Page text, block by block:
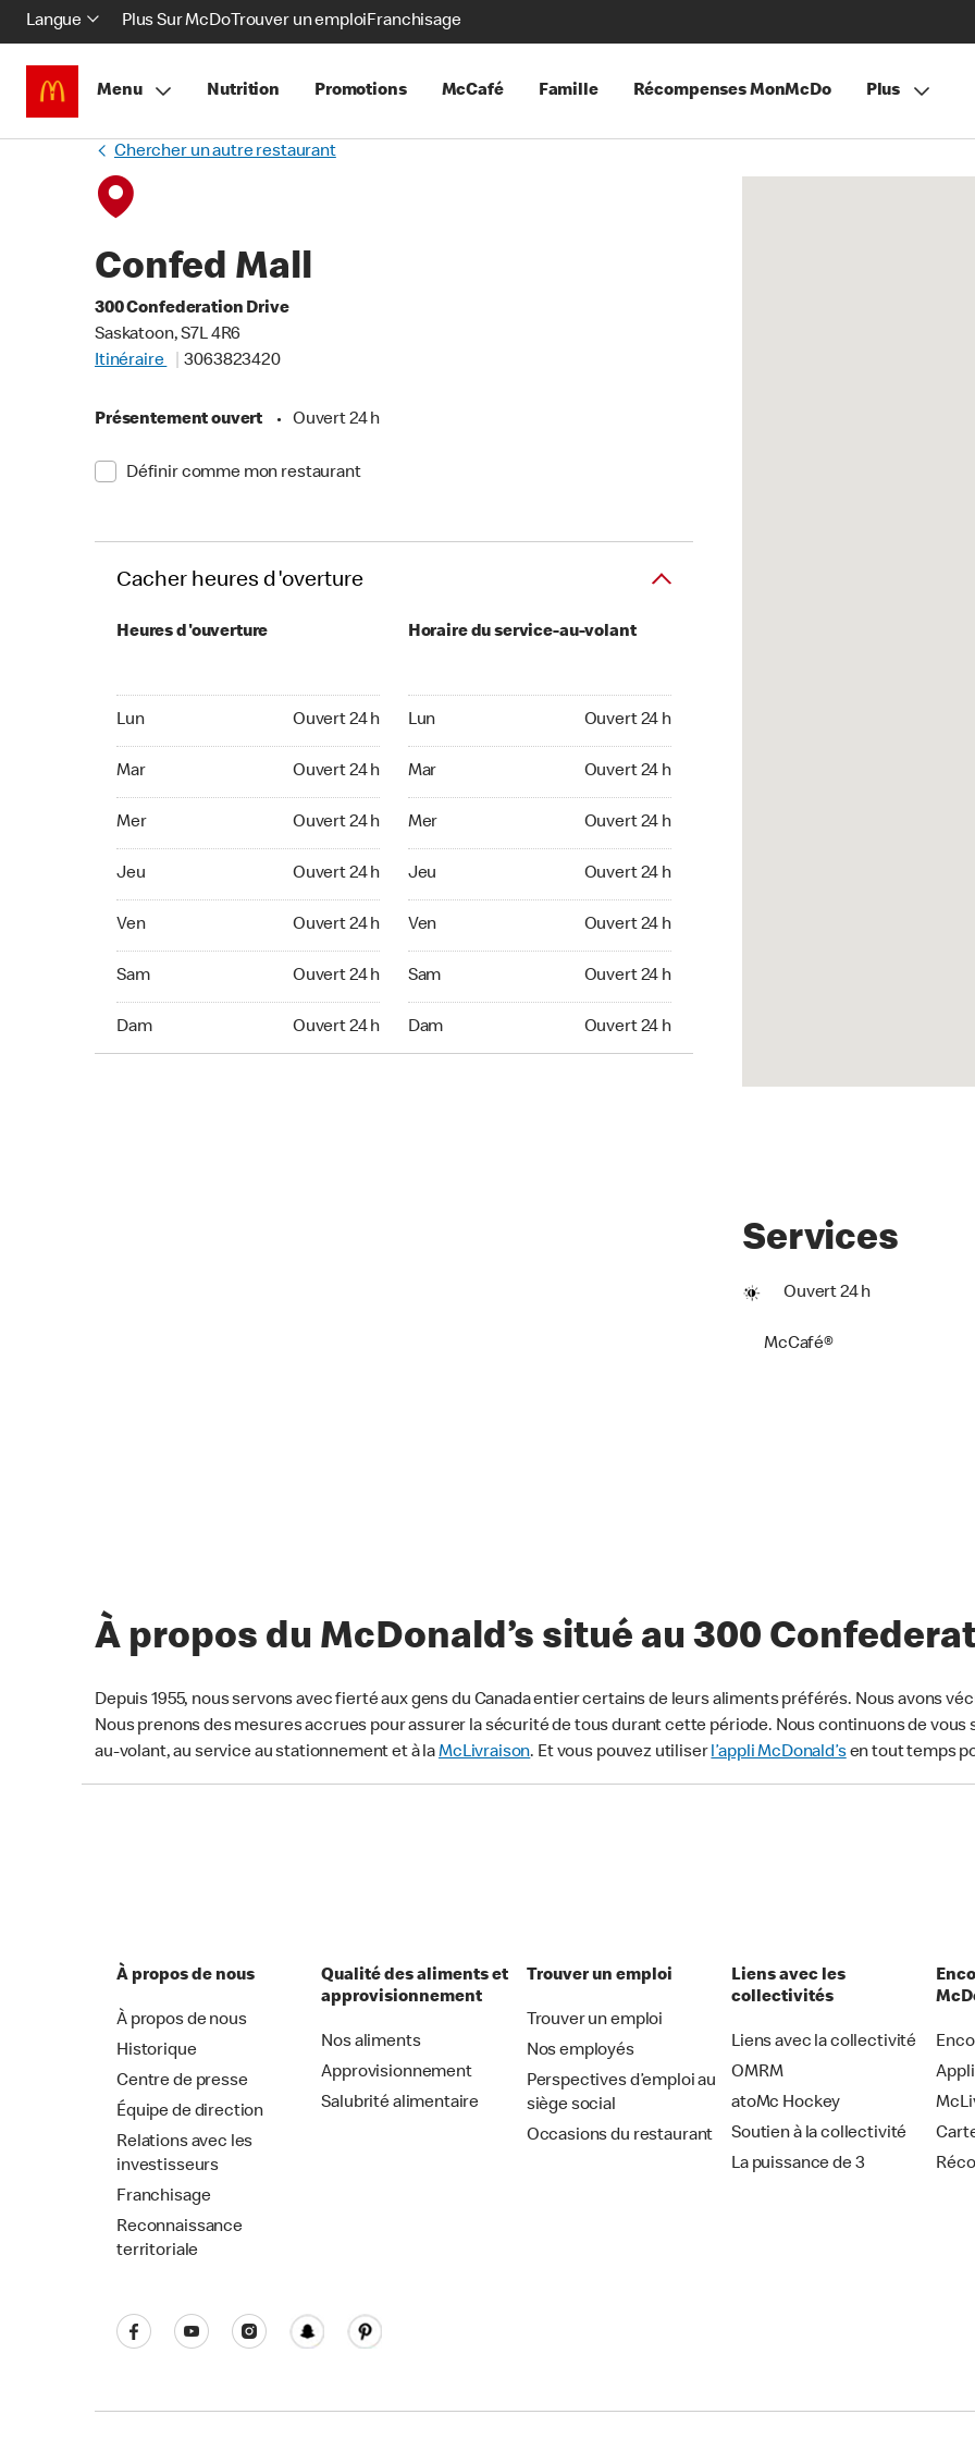
Langue Plus Sur McDoTrouver un emploiFranchisage
Menu Nutrition Promotions McCafé Famille Récompenses MonMcDo Plus
Chercher un autre restaurant
Confed Mall
300 Confederation Drive
Saskatoon, S7L 4R6
Itinéraire
3063823420
Présentement ouvert • Ouvert 24 h
Définir comme mon restaurant
Cacher heures d'overture
Heures d'ouverture
Lun Ouvert 24 h
Mar Ouvert 24 h
Mer Ouvert 24 h
Jeu Ouvert 24 h
Ven Ouvert 24 h
Sam Ouvert 24 h
Dam Ouvert 24 h
Horaire du service-au-volant
Lun Ouvert 24 h
Mar Ouvert 24 h
Mer Ouvert 24 h
Jeu Ouvert 24 h
Ven Ouvert 24 h
Sam Ouvert 24 h
Dam Ouvert 24 h
Services
Ouvert 24 h
McCafé®
À propos du McDonald’s situé au 300
Depuis 1955, nous servons avec fierté aux gens du Canada entier certains de leurs aliments préférés. Nous avons
Nous prenons des mesures accrues pour assurer la sécurité de tous durant cette période. Nous continuons de
au-volant, au service au stationnement et à laMcLivraison. Et vous pouvez utiliserl’appli McDonald’sen tout temps
À propos de nous
À propos de nous
Historique
Centre de presse
Équipe de direction
Relations avec les
investisseurs
Franchisage
Reconnaissance
territoriale
Qualité des aliments et
approvisionnement
Nos aliments
Approvisionnement
Salubrité alimentaire
Trouver un emploi
Trouver un emploi
Nos employés
Perspectives d’emploi au
siège social
Occasions du restaurant
Liens avec les
collectivités
Liens avec la collectivité
OMRM
atoMc Hockey
Soutien à la collectivité
La puissance de 3